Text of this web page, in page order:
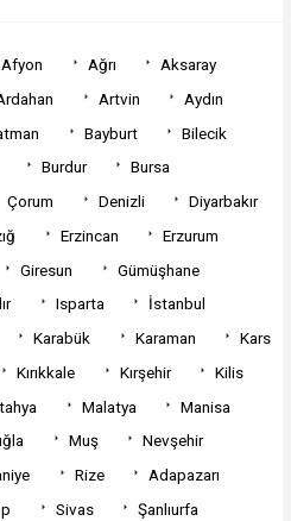
Afyon Ağrı
Aksaray
Artvin
Aydın
Bayburt
Bilecik
Burdur
Bursa
Çorum Denizli
Diyarbakır
Erzincan
Erzurum
Giresun
Gümüşhane
Isparta
İstanbul
Karabük Karaman
Kars
Kırıkkale Kırşehir
Kilis
Malatya
Manisa
Muş
Nevşehir
Rize
Adapazarı
Sivas
Şanlıurfa